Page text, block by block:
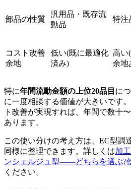
部品の性質
汎用品・既存流
動品
特注
コスト改善
余地
低い(既に最適化
済み)
高い
余地
特に年間流動金額の上位20品目 に
に一度相談する価値が大きいです
ト改善が実現すれば、年間で数十
あります。
この使い分けの考え方は、EC型調
同様に整理できます。詳しくは加
ンシェルジュ型——どちらを選ぶ?
ください。